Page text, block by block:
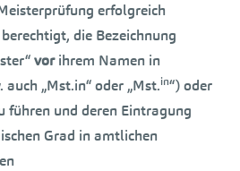
erfolgreich
die Bezeichnung
vorihrem Namen in
auch „Mst.in“ oder „Mst.in“) oder
und deren Eintragung
Grad in amtlichen